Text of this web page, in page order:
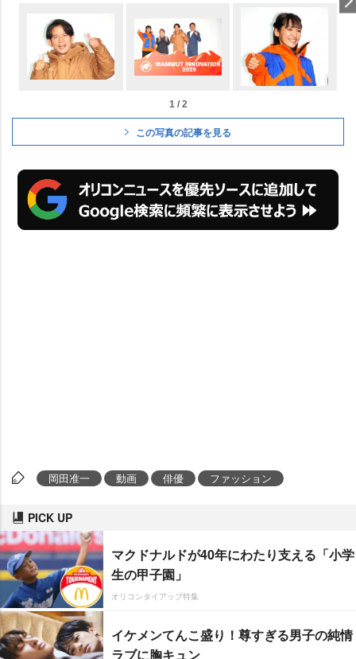
1 / 2
この写真の記事を見る
岡田准一 動画 俳優 ファッション
PICK UP
マクドナルドが40年にわたり支える「小学
生の甲子園」
オリコンタイアップ特集
イケメンてんこ盛り！尊すぎる男子の純情
ラブに胸キュン